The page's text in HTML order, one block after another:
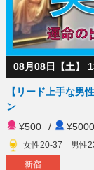
08月08日【土】
【リード上手な男
ン
¥500
/ ¥5000
女性20-37 男性
新宿